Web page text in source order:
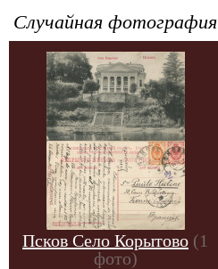
Случайная фотография
Псков Село Корытово (1
фото)